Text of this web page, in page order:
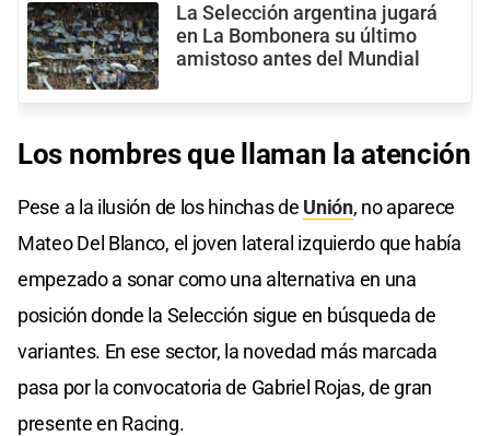
La Selección argentina jugará
en La Bombonera su último
amistoso antes del Mundial
Los nombres que llaman la atención
Pese a la ilusión de los hinchas de Unión, no aparece
Mateo Del Blanco, el joven lateral izquierdo que había
empezado a sonar como una alternativa en una
posición donde la Selección sigue en búsqueda de
variantes. En ese sector, la novedad más marcada
pasa por la convocatoria de Gabriel Rojas, de gran
presente en Racing.